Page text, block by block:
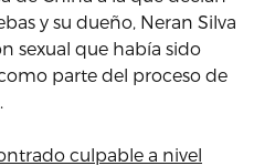
y su dueño, Neran Silva
sexual que había sido
parte del proceso de
culpable a nivel